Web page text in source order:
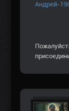
Андрей-